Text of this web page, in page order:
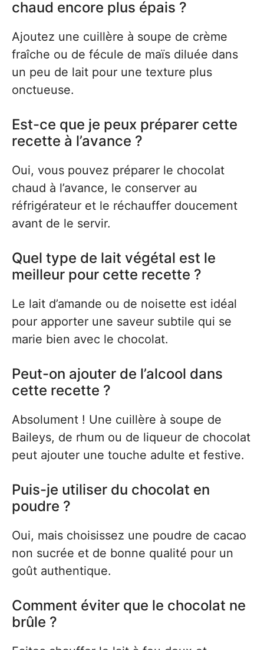
chaud encore plus épais ?
Ajoutez une cuillère à soupe de crème
fraîche ou de fécule de maïs diluée dans
un peu de lait pour une texture plus
onctueuse.
Est-ce que je peux préparer cette
recette à l’avance ?
Oui, vous pouvez préparer le chocolat
chaud à l’avance, le conserver au
réfrigérateur et le réchauffer doucement
avant de le servir.
Quel type de lait végétal est le
meilleur pour cette recette ?
Le lait d’amande ou de noisette est idéal
pour apporter une saveur subtile qui se
marie bien avec le chocolat.
Peut-on ajouter de l’alcool dans
cette recette ?
Absolument ! Une cuillère à soupe de
Baileys, de rhum ou de liqueur de chocolat
peut ajouter une touche adulte et festive.
Puis-je utiliser du chocolat en
poudre ?
Oui, mais choisissez une poudre de cacao
non sucrée et de bonne qualité pour un
goût authentique.
Comment éviter que le chocolat ne
brûle ?